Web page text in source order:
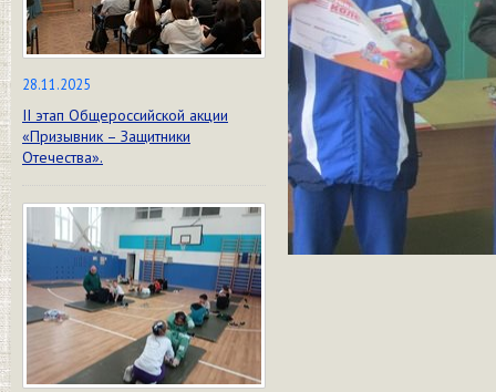
28.11.2025
II этап Общероссийской акции
«Призывник – Защитники
Отечества».